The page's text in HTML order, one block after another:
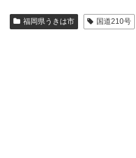
福岡県うきは市 国道210号